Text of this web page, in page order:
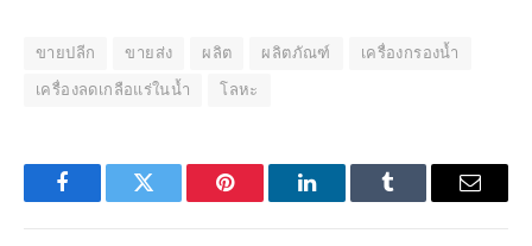
ขายปลีก ขายส่ง ผลิต ผลิตภัณฑ์
เครื่องกรองน้ำ
เครื่องลดเกลือแร่ในน้ำ
โลหะ
FacebookTwitter Pinterest LinkedInTumblr Email